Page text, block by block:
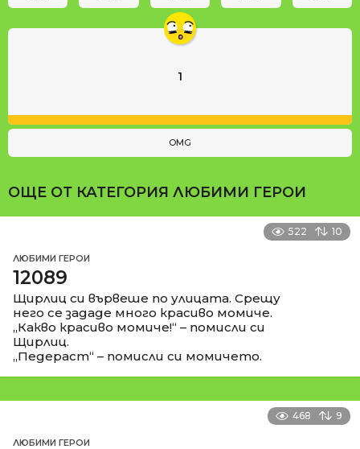
1
OMG
ОЩЕ ОТ КАТЕГОРИЯ ЛЮБИМИ ГЕРОИ
522 10
ЛЮБИМИ ГЕРОИ
12089
Щирлиц си вървеше по улицата. Срещу
него се зададе много красиво момиче.
„Какво красиво момиче!“ – помисли си
Щирлиц.
„Педераст“ – помисли си момичето.
468 9
ЛЮБИМИ ГЕРОИ